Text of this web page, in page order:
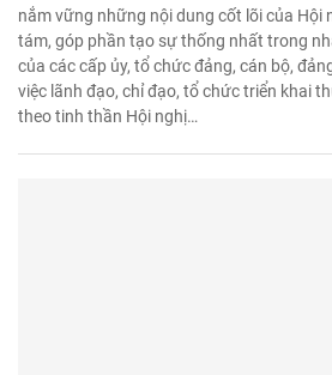
nắm vững những nội dung cốt lõi của Hội
tám, góp phần tạo sự thống nhất trong
của các cấp ủy, tổ chức đảng, cán bộ,
việc lãnh đạo, chỉ đạo, tổ chức triển khai
theo tinh thần Hội nghị…